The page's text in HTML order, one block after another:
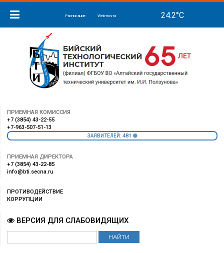
Расписание Web-почта
ПРИЕМНАЯ КОМИССИЯ
+7 (3854) 43-22-55
+7-963-507-51-13
ЗАЯВИТЕЛЕЙ: 481
ПРИЕМНАЯ ДИРЕКТОРА
+7 (3854) 43-22-85
info@bti.secna.ru
ПРОТИВОДЕЙСТВИЕ
КОРРУПЦИИ
ВЕРСИЯ ДЛЯ СЛАБОВИДЯЩИХ